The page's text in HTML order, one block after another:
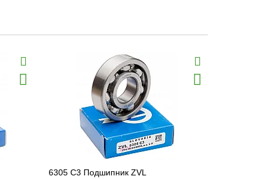
6305 C3 Подшипник ZVL